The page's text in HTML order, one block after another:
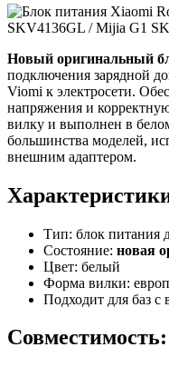
Новый оригинальный
подключения зарядной
Viomi к электросети.
напряжения и
вилку и выполнен в
большинства моделей,
внешним адаптером.
Тип: блок питания
Состояние: новая
Цвет: белый
Форма вилки:
Подходит для баз
Совместимость: